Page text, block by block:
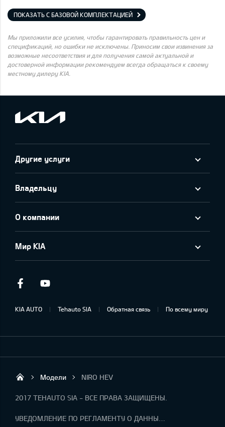
ПОКАЗАТЬ С БАЗОВОЙ КОМПЛЕКТАЦИЕЙ
Мы приложили все усилия, чтобы гарантировать правильность цен и
спецификаций, но ошибки не исключены. Приносим свои извинения за
возможные несоответствия и для получения самой актуальной и
достоверной информации рекомендуем всегда обращаться к своему
местному дилеру KIA.
Другие услуги
Владельцу
О компании
Мир KIA
Facebook
KIA AUTO Tehauto SIA Обратная связь По всему миру
Tehauto SIA
Модели NIRO HEV
2017 TEHAUTO SIA - ВСЕ ПРАВА ЗАЩИЩЕНЫ.